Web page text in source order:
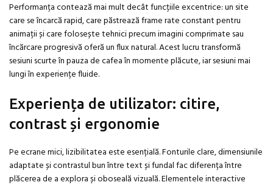
Performanța contează mai mult decât funcțiile excentrice: un site
care se încarcă rapid, care păstrează frame rate constant pentru
animații și care folosește tehnici precum imagini comprimate sau
încărcare progresivă oferă un flux natural. Acest lucru transformă
sesiuni scurte în pauza de cafea în momente plăcute, iar sesiuni mai
lungi în experiențe fluide.
Experiența de utilizator: citire,
contrast și ergonomie
Pe ecrane mici, lizibilitatea este esențială. Fonturile clare, dimensiunile
adaptate și contrastul bun între text și fundal fac diferența între
plăcerea de a explora și oboseală vizuală. Elementele interactive